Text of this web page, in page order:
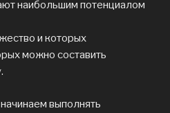
наибольшим потенциалом
и которых
можно составить
выполнять